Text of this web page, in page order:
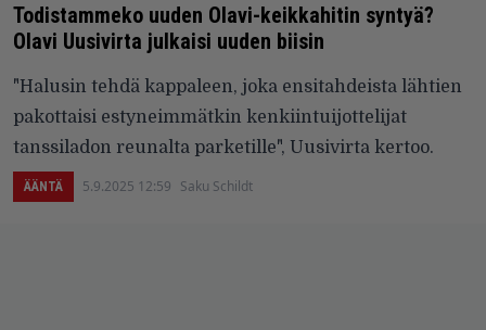
Todistammeko uuden Olavi-keikkahitin syntyä?
Olavi Uusivirta julkaisi uuden biisin
"Halusin tehdä kappaleen, joka ensitahdeista lähtien
pakottaisi estyneimmätkin kenkiintuijottelijat
tanssiladon reunalta parketille", Uusivirta kertoo.
ÄÄNTÄ 5.9.2025 12:59 Saku Schildt